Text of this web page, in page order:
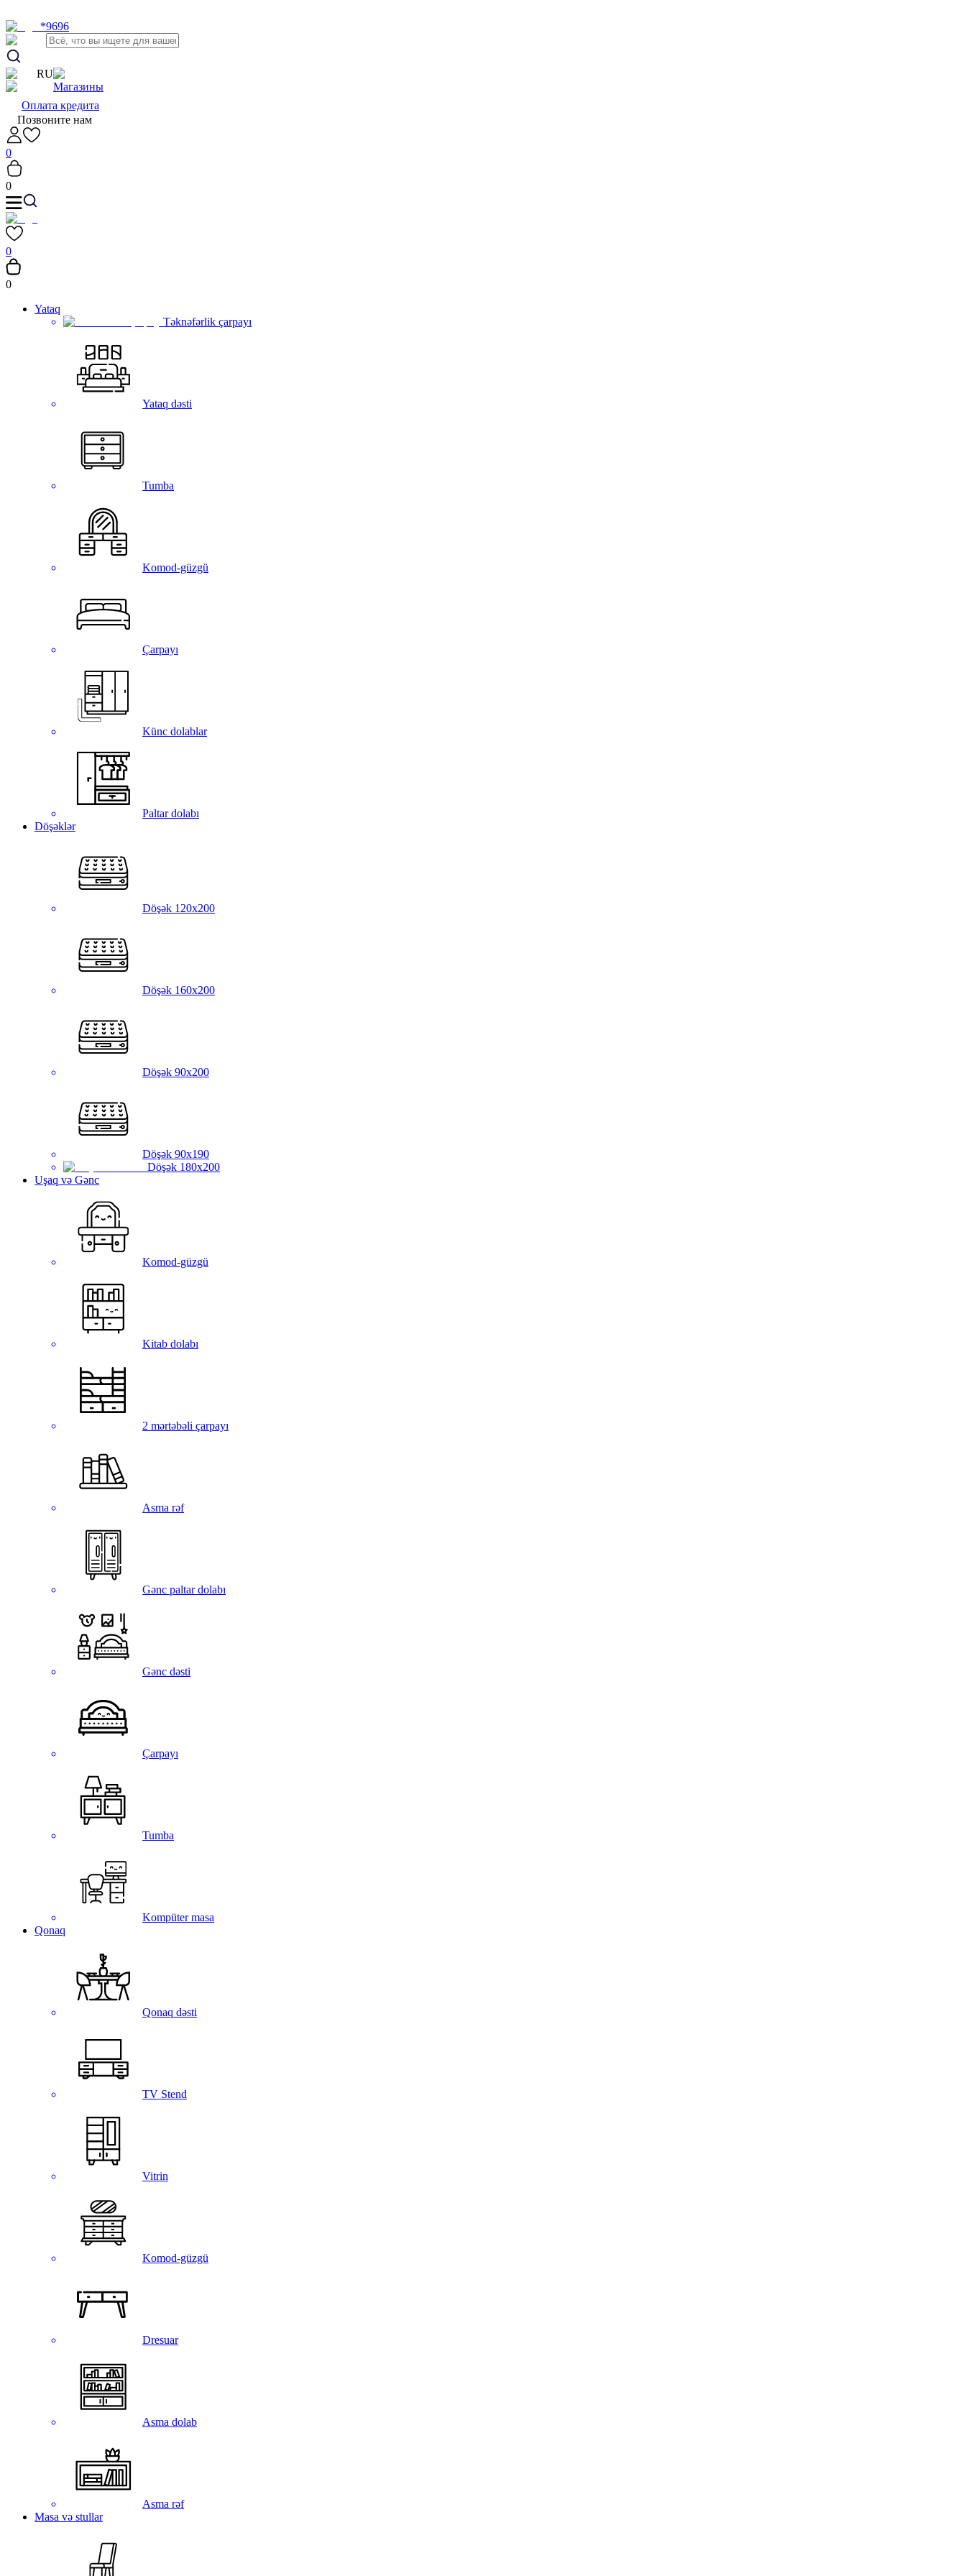
*9696
RU
Магазины
Оплата кредита
Позвоните нам
0
0
0
0
Yataq
Təknəfərlik çarpayı
Yataq dəsti
Tumba
Komod-güzgü
Çarpayı
Künc dolablar
Paltar dolabı
Döşəklər
Döşək 120x200
Döşək 160x200
Döşək 90x200
Döşək 90x190
Döşək 180x200
Uşaq və Gənc
Komod-güzgü
Kitab dolabı
2 mərtəbəli çarpayı
Asma rəf
Gənc paltar dolabı
Gənc dəsti
Çarpayı
Tumba
Kompüter masa
Qonaq
Qonaq dəsti
TV Stend
Vitrin
Komod-güzgü
Dresuar
Asma dolab
Asma rəf
Masa və stullar